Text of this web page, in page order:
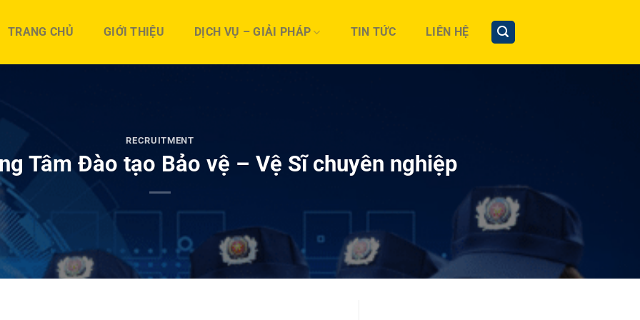
TRANG CHỦ GIỚI THIỆU DỊCH VỤ – GIẢI PHÁP TIN TỨC LIÊN HỆ
RECRUITMENT
Tâm Đào tạo Bảo vệ – Vệ Sĩ chuyên nghiệp